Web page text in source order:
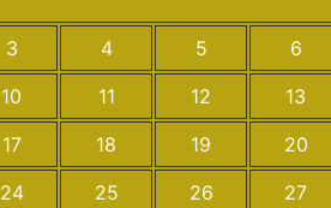
3
4 5 6
10
11 12 13
17
18 19 20
24
25 26 27